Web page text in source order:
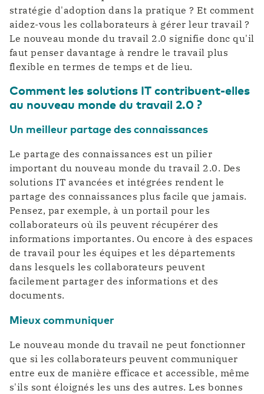
stratégie d'adoption dans la pratique ? Et comment
aidez-vous les collaborateurs à gérer leur travail ?
Le nouveau monde du travail 2.0 signifie donc qu'il
faut penser davantage à rendre le travail plus
flexible en termes de temps et de lieu.
Comment les solutions IT contribuent-elles
au nouveau monde du travail 2.0 ?
Un meilleur partage des connaissances
Le partage des connaissances est un pilier
important du nouveau monde du travail 2.0. Des
solutions IT avancées et intégrées rendent le
partage des connaissances plus facile que jamais.
Pensez, par exemple, à un portail pour les
collaborateurs où ils peuvent récupérer des
informations importantes. Ou encore à des espaces
de travail pour les équipes et les départements
dans lesquels les collaborateurs peuvent
facilement partager des informations et des
documents.
Mieux communiquer
Le nouveau monde du travail ne peut fonctionner
que si les collaborateurs peuvent communiquer
entre eux de manière efficace et accessible, même
s'ils sont éloignés les uns des autres. Les bonnes